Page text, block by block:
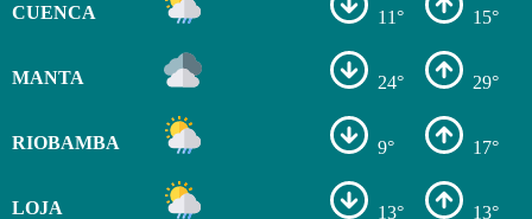
CUENCA 11° 15°
MANTA 24° 29°
RIOBAMBA 9° 17°
LOJA 13° 13°